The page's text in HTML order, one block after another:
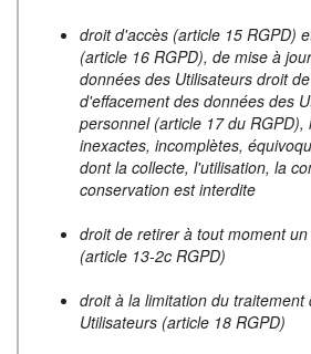
droit d'accès (article 15 RGPD)
(article 16 RGPD), de mise à
données des Utilisateurs droit
d'effacement des données des
personnel (article 17 du RGPD),
inexactes, incomplètes,
dont la collecte, l'utilisation, la
conservation est interdite
droit de retirer à tout moment
(article 13-2c RGPD)
droit à la limitation du traitement
Utilisateurs (article 18 RGPD)